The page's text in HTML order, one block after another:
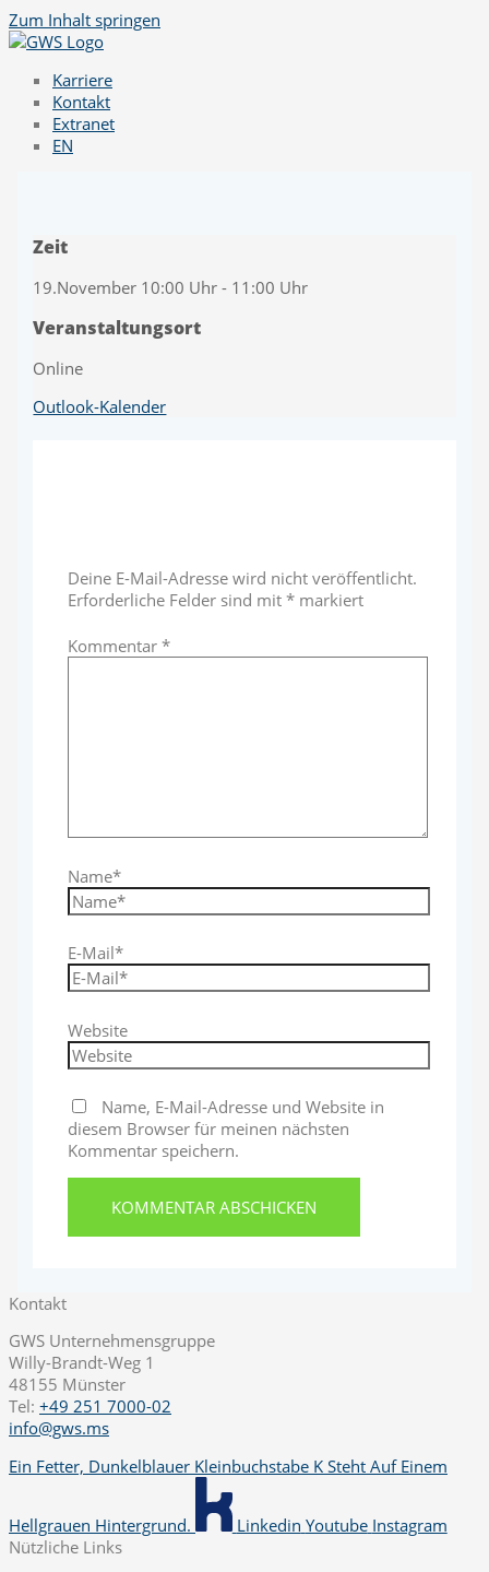
Zum Inhalt springen
Karriere
Kontakt
Extranet
EN
Zeit
19.November 10:00 Uhr - 11:00 Uhr
Veranstaltungsort
Online
Outlook-Kalender
Deine E-Mail-Adresse wird nicht veröffentlicht.
Erforderliche Felder sind mit *markiert
Kommentar *
Name*
E-Mail*
Website
Name, E-Mail-Adresse und Website in
diesem Browser für meinen nächsten
Kommentar speichern.
Kontakt
GWS Unternehmensgruppe
Willy-Brandt-Weg 1
48155 Münster
Tel: +49 251 7000-02
info@gws.ms
Ein Fetter, Dunkelblauer Kleinbuchstabe K Steht Auf Einem
Hellgrauen Hintergrund. Linkedin Youtube Instagram
Nützliche Links